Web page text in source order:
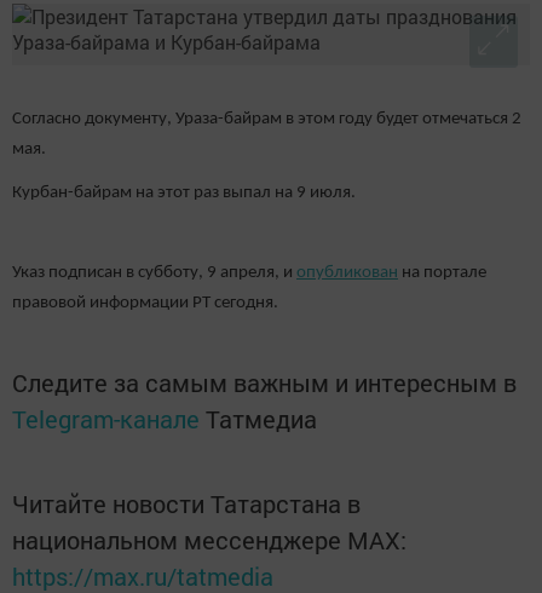
Согласно документу, Ураза-байрам в этом году будет отмечаться 2
мая.
Курбан-байрам на этот раз выпал на 9 июля.
Указ подписан в субботу, 9 апреля, и опубликован на портале
правовой информации РТ сегодня.
Следите за самым важным и интересным в
Telegram-канале Татмедиа
Читайте новости Татарстана в
национальном мессенджере MАХ:
https://max.ru/tatmedia